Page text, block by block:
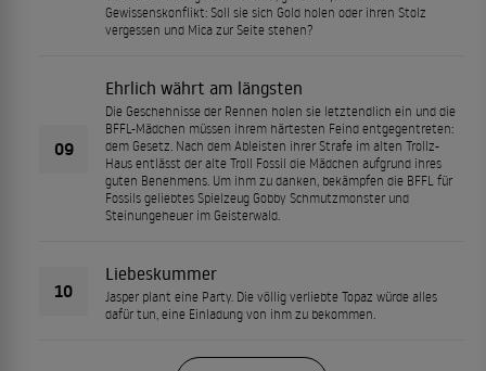
Gewissenskonflikt: Soll sie sich Gold holen oder ihren Stolz
vergessen und Mica zur Seite stehen?
09
Ehrlich währt am längsten
Die Geschehnisse der Rennen holen sie letztendlich ein und die
BFFL-Mädchen müssen ihrem härtesten Feind entgegentreten:
dem Gesetz. Nach dem Ableisten ihrer Strafe im alten Trollz-
Haus entlässt der alte Troll Fossil die Mädchen aufgrund ihres
guten Benehmens. Um ihm zu danken, bekämpfen die BFFL für
Fossils geliebtes Spielzeug Gobby Schmutzmonster und
Steinungeheuer im Geisterwald.
10
Liebeskummer
Jasper plant eine Party. Die völlig verliebte Topaz würde alles
dafür tun, eine Einladung von ihm zu bekommen.